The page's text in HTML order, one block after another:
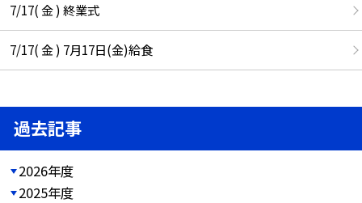
7/17( 金 ) 終業式
7/17( 金 ) 7月17日(金)給食
過去記事
2026年度
2025年度